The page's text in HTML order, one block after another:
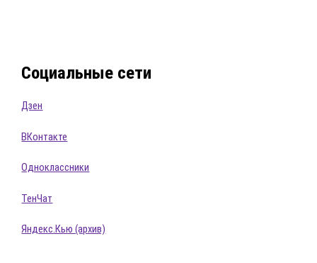
Социальные сети
Дзен
ВКонтакте
Одноклассники
ТенЧат
Яндекс.Кью (архив)